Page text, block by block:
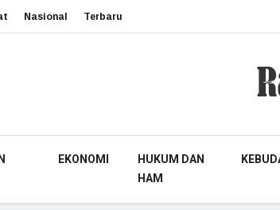
Nasional Terbaru
EKONOMI
HUKUM DAN
HAM